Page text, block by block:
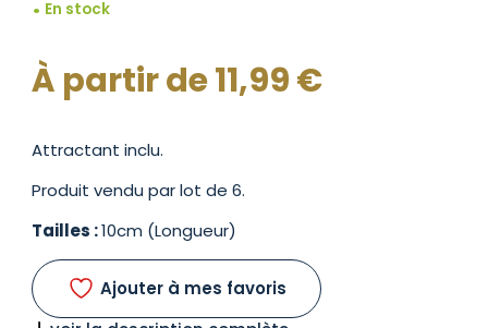
En stock
À partir de11,99€
Attractant inclu.
Produit vendu par lot de 6.
Tailles :10cm (Longueur)
Ajouter à mes favoris